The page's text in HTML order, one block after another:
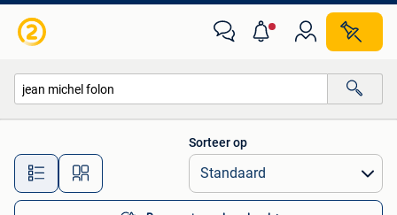
Alle afstanden…
Sorteer op